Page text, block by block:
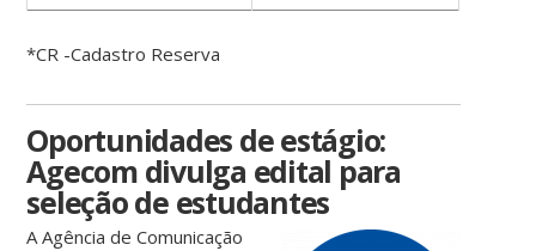
*CR -Cadastro Reserva
Oportunidades de estágio:
Agecom divulga edital para
seleção de estudantes
A Agência de Comunicação